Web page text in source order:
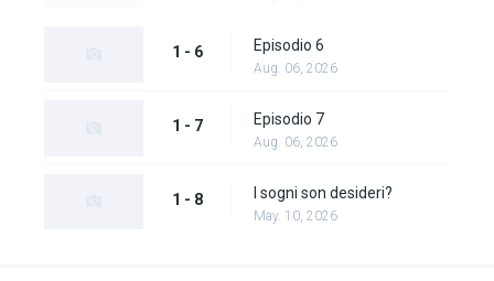
1 - 6 Episodio 6
Aug. 06, 2026
1 - 7 Episodio 7
Aug. 06, 2026
1 - 8 I sogni son desideri?
May. 10, 2026